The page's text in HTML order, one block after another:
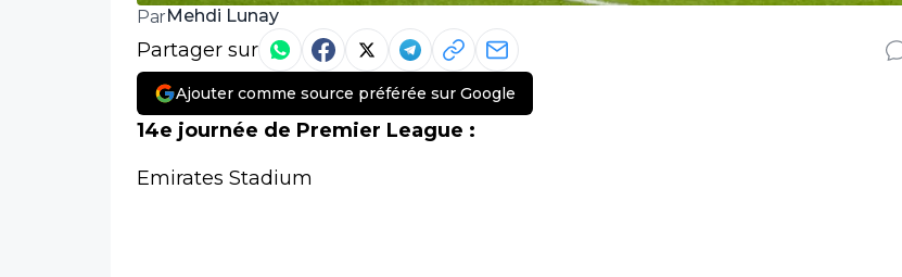
Par Mehdi Lunay
Partager sur
Ajouter comme source préférée sur Google
14e journée de Premier League :
Emirates Stadium